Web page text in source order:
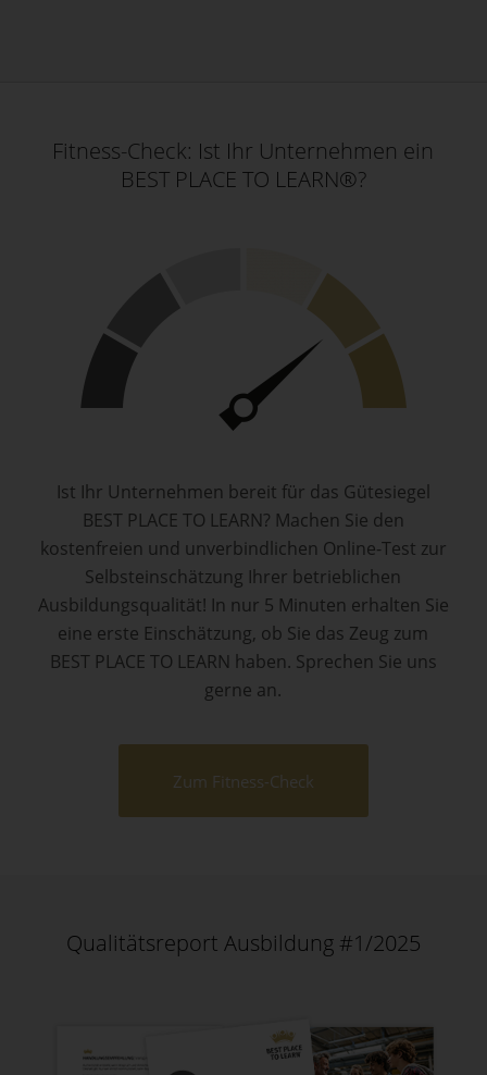
Fitness-Check: Ist Ihr Unternehmen ein
BEST PLACE TO LEARN®?
Ist Ihr Unternehmen bereit für das Gütesiegel
BEST PLACE TO LEARN? Machen Sie den
kostenfreien und unverbindlichen Online-Test zur
Selbsteinschätzung Ihrer betrieblichen
Ausbildungsqualität! In nur 5 Minuten erhalten Sie
eine erste Einschätzung, ob Sie das Zeug zum
BEST PLACE TO LEARN haben. Sprechen Sie uns
gerne an.
Zum Fitness-Check
Qualitätsreport Ausbildung #1/2025